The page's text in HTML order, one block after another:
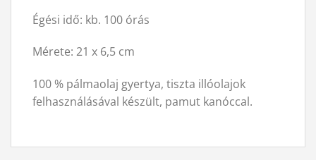
Égési idő: kb. 100 órás
Mérete: 21 x 6,5 cm
100 % pálmaolaj gyertya, tiszta illóolajok
felhasználásával készült, pamut kanóccal.